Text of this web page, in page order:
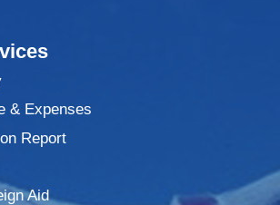
& Expenses
Report
Aid